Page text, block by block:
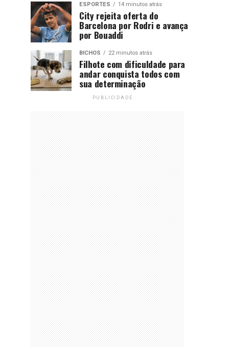
ESPORTES 14 minutos atrás
City rejeita oferta do
Barcelona por Rodri e avança
por Bouaddi
BICHOS 22 minutos atrás
Filhote com dificuldade para
andar conquista todos com
sua determinação
PUBLICIDADE